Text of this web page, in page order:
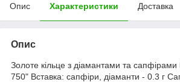
Опис Характеристики Доставка
Опис
Золоте кільце з діамантами та
750" Вставка: сапфіри, діаманти - 0.3 г